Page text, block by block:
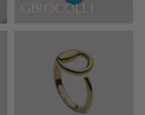
GIROCOLLI